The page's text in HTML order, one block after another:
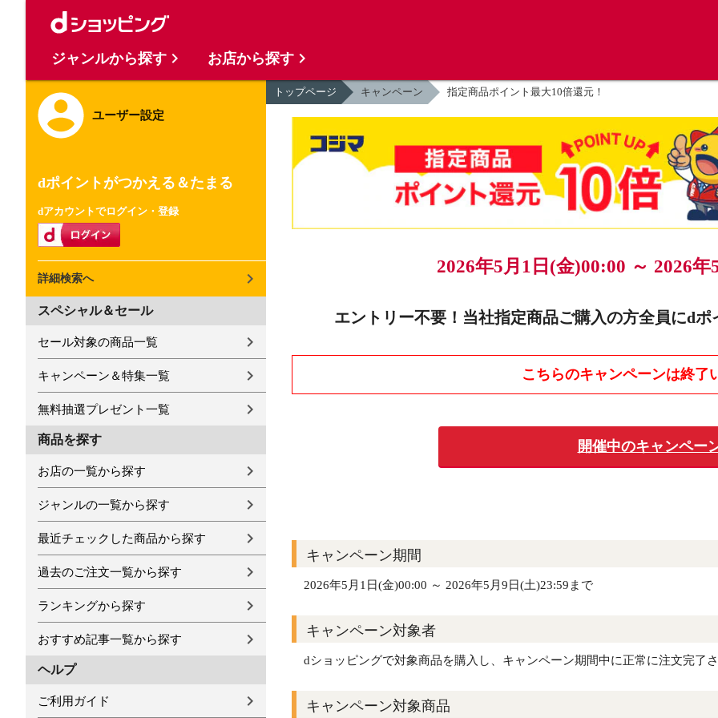
ユーザー設定
dポイントがつかえる＆たまる
dアカウントでログイン・登録
詳細検索へ
スペシャル＆セール
セール対象の商品一覧
キャンペーン＆特集一覧
無料抽選プレゼント一覧
商品を探す
お店の一覧から探す
ジャンルの一覧から探す
最近チェックした商品から探す
過去のご注文一覧から探す
ランキングから探す
おすすめ記事一覧から探す
ヘルプ
ご利用ガイド
トップページ キャンペーン 指定商品ポイント最大10倍還元！
2026年5月1日(金)00:00 ～ 2026年
エントリー不要！当社指定商品ご購入の方全員にd
こちらのキャンペーンは終了
開催中のキャンペー
キャンペーン期間
2026年5月1日(金)00:00 ～ 2026年5月9日(土)23:59まで
キャンペーン対象者
dショッピングで対象商品を購入し、キャンペーン期間中に正常に注文完了
キャンペーン対象商品
ジャンルから探す お店から探す